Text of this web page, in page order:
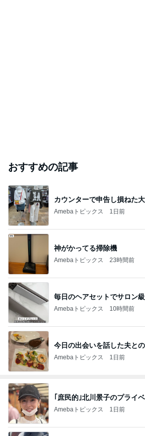
おすすめの記事
カウンターで申告し損ねた
Amebaトピックス 1日前
神がかってる掃除機
Amebaトピックス 23時間前
毎日のヘアセットでサロン
Amebaトピックス 10時間前
今日の出会いを話した夫と
Amebaトピックス 1日前
｢庶民的｣北川景子のプライ
Amebaトピックス 1日前